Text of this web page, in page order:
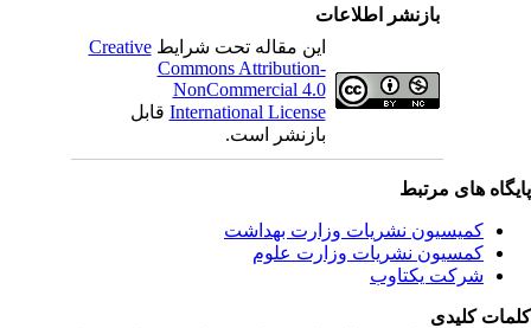
بازنشر اطلاعات
این مقاله تحت شرایطCreative
Commons Attribution-
NonCommercial 4.0
International Licenseقابل
بازنشر است.
های مرتبط
کمیسیون نشریات وزارت بهداشت
کمسیون نشریات وزارت علوم
شرکت یکتاوب
کلیدی